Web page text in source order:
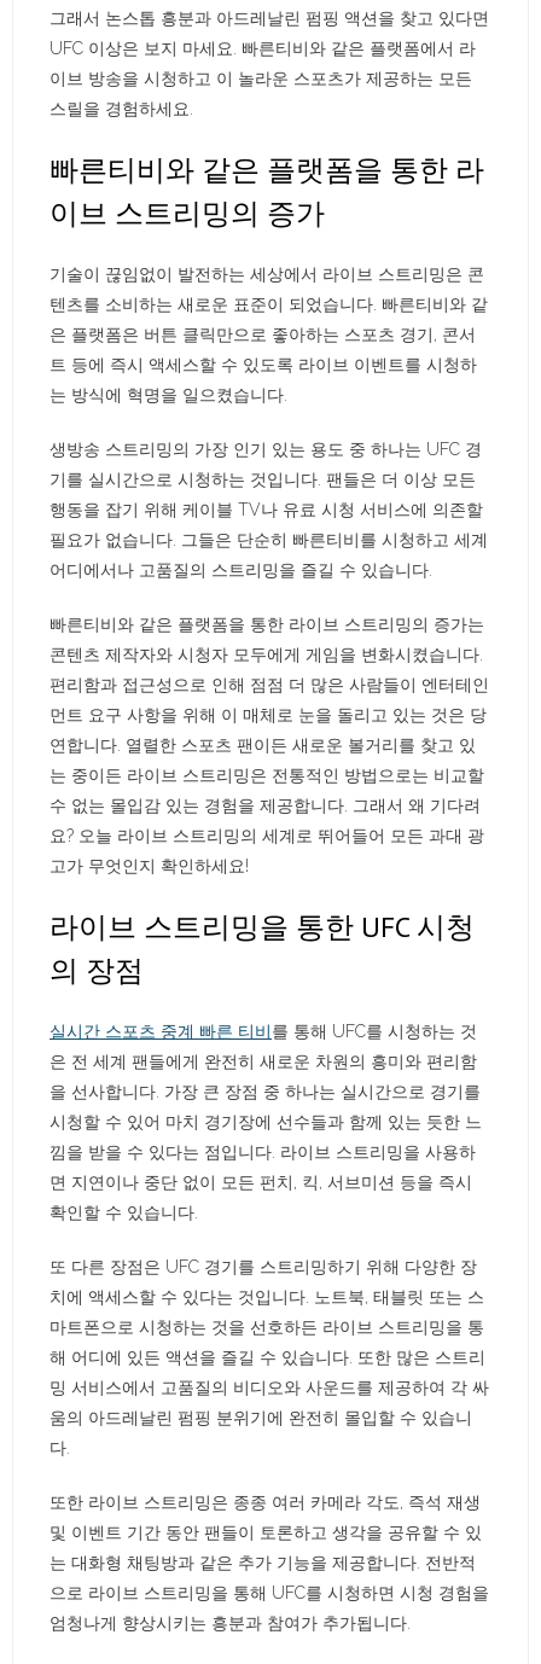
그래서 논스톱 흥분과 아드레날린 펌핑 액션을 찾고 있다면
UFC 이상은 보지 마세요. 빠른티비와 같은 플랫폼에서 라
이브 방송을 시청하고 이 놀라운 스포츠가 제공하는 모든
스릴을 경험하세요.
빠른티비와 같은 플랫폼을 통한 라
이브 스트리밍의 증가
기술이 끊임없이 발전하는 세상에서 라이브 스트리밍은 콘
텐츠를 소비하는 새로운 표준이 되었습니다. 빠른티비와 같
은 플랫폼은 버튼 클릭만으로 좋아하는 스포츠 경기, 콘서
트 등에 즉시 액세스할 수 있도록 라이브 이벤트를 시청하
는 방식에 혁명을 일으켰습니다.
생방송 스트리밍의 가장 인기 있는 용도 중 하나는 UFC 경
기를 실시간으로 시청하는 것입니다. 팬들은 더 이상 모든
행동을 잡기 위해 케이블 TV나 유료 시청 서비스에 의존할
필요가 없습니다. 그들은 단순히 빠른티비를 시청하고 세계
어디에서나 고품질의 스트리밍을 즐길 수 있습니다.
빠른티비와 같은 플랫폼을 통한 라이브 스트리밍의 증가는
콘텐츠 제작자와 시청자 모두에게 게임을 변화시켰습니다.
편리함과 접근성으로 인해 점점 더 많은 사람들이 엔터테인
먼트 요구 사항을 위해 이 매체로 눈을 돌리고 있는 것은 당
연합니다. 열렬한 스포츠 팬이든 새로운 볼거리를 찾고 있
는 중이든 라이브 스트리밍은 전통적인 방법으로는 비교할
수 없는 몰입감 있는 경험을 제공합니다. 그래서 왜 기다려
요? 오늘 라이브 스트리밍의 세계로 뛰어들어 모든 과대 광
고가 무엇인지 확인하세요!
라이브 스트리밍을 통한 UFC 시청
의 장점
실시간 스포츠 중계 빠른 티비를 통해 UFC를 시청하는 것
은 전 세계 팬들에게 완전히 새로운 차원의 흥미와 편리함
을 선사합니다. 가장 큰 장점 중 하나는 실시간으로 경기를
시청할 수 있어 마치 경기장에 선수들과 함께 있는 듯한 느
낌을 받을 수 있다는 점입니다. 라이브 스트리밍을 사용하
면 지연이나 중단 없이 모든 펀치, 킥, 서브미션 등을 즉시
확인할 수 있습니다.
또 다른 장점은 UFC 경기를 스트리밍하기 위해 다양한 장
치에 액세스할 수 있다는 것입니다. 노트북, 태블릿 또는 스
마트폰으로 시청하는 것을 선호하든 라이브 스트리밍을 통
해 어디에 있든 액션을 즐길 수 있습니다. 또한 많은 스트리
밍 서비스에서 고품질의 비디오와 사운드를 제공하여 각 싸
움의 아드레날린 펌핑 분위기에 완전히 몰입할 수 있습니
다.
또한 라이브 스트리밍은 종종 여러 카메라 각도, 즉석 재생
및 이벤트 기간 동안 팬들이 토론하고 생각을 공유할 수 있
는 대화형 채팅방과 같은 추가 기능을 제공합니다. 전반적
으로 라이브 스트리밍을 통해 UFC를 시청하면 시청 경험을
엄청나게 향상시키는 흥분과 참여가 추가됩니다.